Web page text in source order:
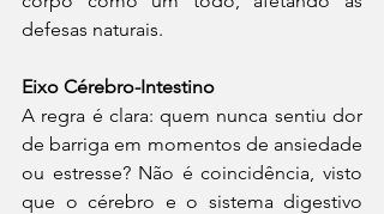
defesas naturais.
Eixo Cérebro-Intestino
A regra é clara: quem nunca sentiu dor
de barriga em momentos de ansiedade
ou estresse? Não é coincidência, visto
que o cérebro e o sistema digestivo